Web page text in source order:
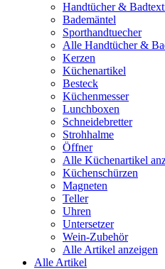
Handtücher &
Bademäntel
Sporthandtuecher
Alle Handtücher &
Kerzen
Küchenartikel
Besteck
Küchenmesser
Lunchboxen
Schneidebretter
Strohhalme
Öffner
Alle Küchenartikel
Küchenschürzen
Magneten
Teller
Uhren
Untersetzer
Wein-Zubehör
Alle Artikel anzeigen
Alle Artikel